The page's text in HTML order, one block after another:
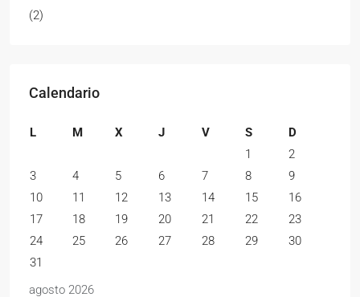
(2)
Calendario
agosto 2026
L M X J V S
D
1
2
3
4 5 6 7 8
9
10
11 12 13 14 15
16
17
18 19 20 21 22
23
24
25 26 27 28 29
30
31